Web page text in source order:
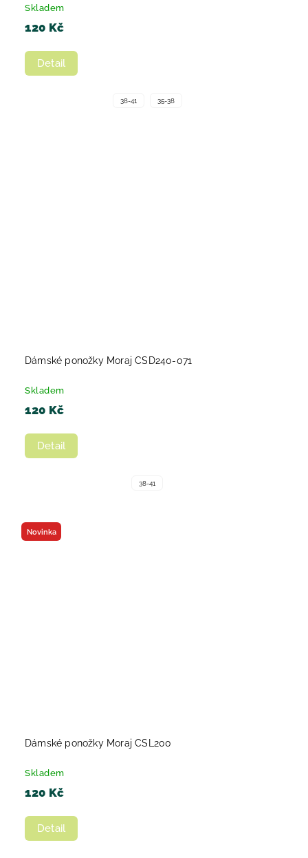
Skladem
120 Kč
Detail
38-41 35-38
Dámské ponožky Moraj CSD240-071
Skladem
120 Kč
Detail
38-41
Novinka
Dámské ponožky Moraj CSL200
Skladem
120 Kč
Detail